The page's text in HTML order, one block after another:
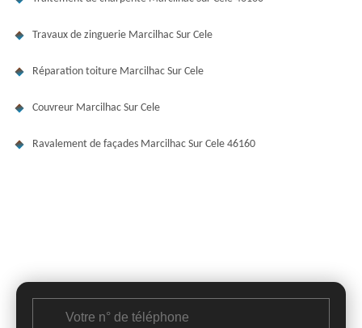
Travaux de zinguerie Marcilhac Sur Cele
Réparation toiture Marcilhac Sur Cele
Couvreur Marcilhac Sur Cele
Ravalement de façades Marcilhac Sur Cele 46160